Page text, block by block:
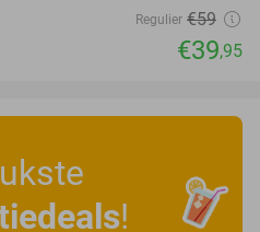
Regulier €59
€39,95
!